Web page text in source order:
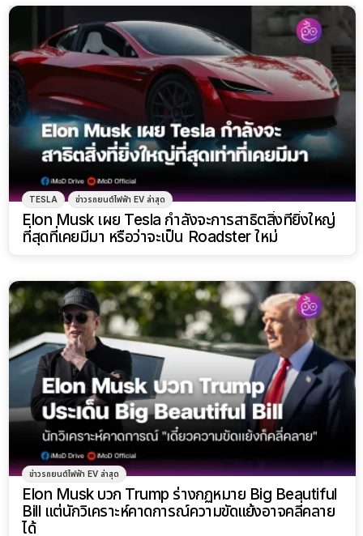
TESLA ข่าวรถยนต์ไฟฟ้า EV ล่าสุด
Elon Musk เผย Tesla กำลังจะการสาธิตสิ่งที่ยิ่งใหญ่
ที่สุดที่เคยมีมา หรือว่าจะเป็น Roadster ใหม่
ข่าวรถยนต์ไฟฟ้า EV ล่าสุด
Elon Musk บวก Trump ร่างกฏหมาย Big Beautiful
Bill แต่นักวิเคราะห์คาดการณ์ความขัดแย้งอาจคลี่คลาย
ได้